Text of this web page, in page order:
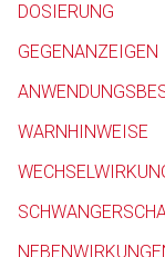
DOSIERUNG
GEGENANZEIGEN
WARNHINWEISE